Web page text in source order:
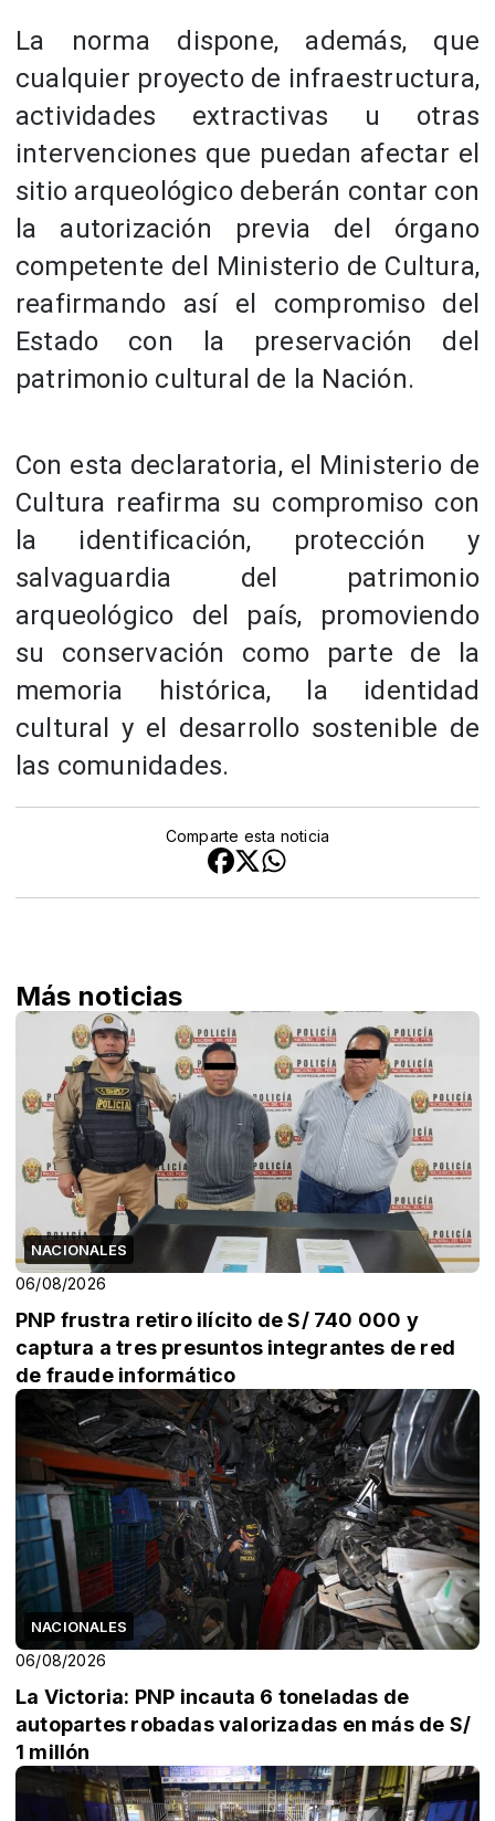
La norma dispone, además, que
cualquier proyecto de infraestructura,
actividades extractivas u otras
intervenciones que puedan afectar el
sitio arqueológico deberán contar con
la autorización previa del órgano
competente del Ministerio de Cultura,
reafirmando así el compromiso del
Estado con la preservación del
patrimonio cultural de la Nación.
Con esta declaratoria, el Ministerio de
Cultura reafirma su compromiso con
la identificación, protección y
salvaguardia del patrimonio
arqueológico del país, promoviendo
su conservación como parte de la
memoria histórica, la identidad
cultural y el desarrollo sostenible de
las comunidades.
Comparte esta noticia
Más noticias
NACIONALES
06/08/2026
PNP frustra retiro ilícito de S/ 740 000 y
captura a tres presuntos integrantes de red
de fraude informático
NACIONALES
06/08/2026
La Victoria: PNP incauta 6 toneladas de
autopartes robadas valorizadas en más de S/
1 millón